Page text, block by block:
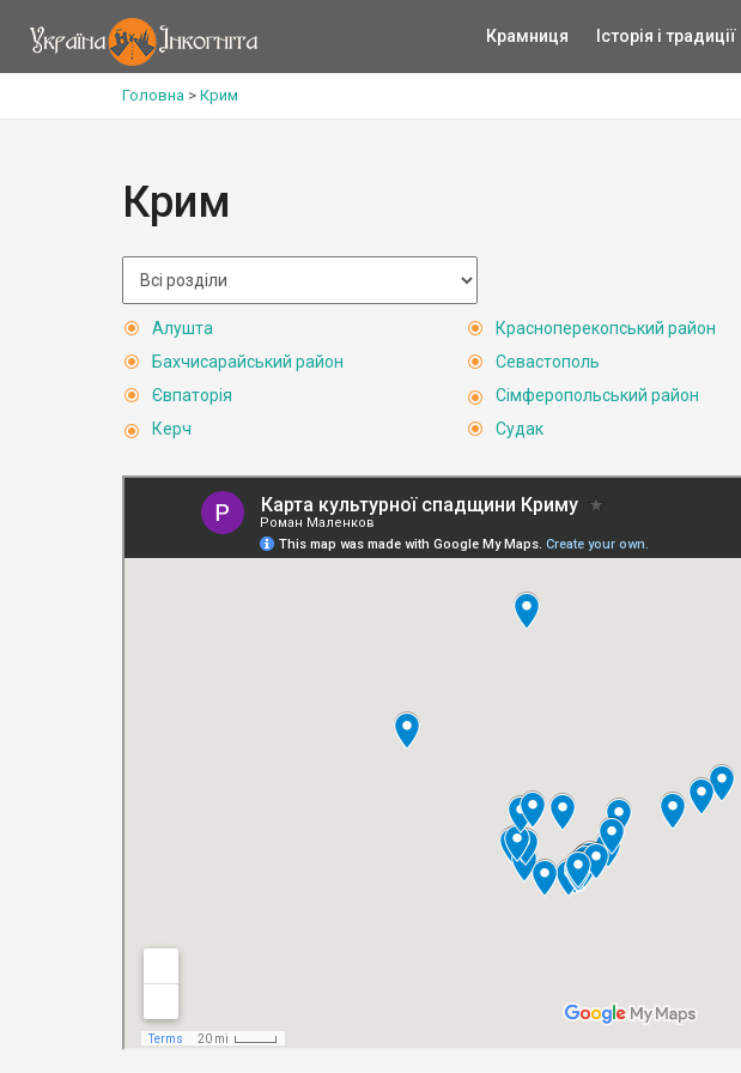
Крамниця Історія і традиції
Головна > Крим
Крим
Алушта
Бахчисарайський район
Євпаторія
Керч
Красноперекопський район
Севастополь
Сімферопольський район
Судак